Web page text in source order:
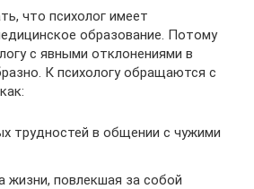
что психолог имеет
образование. Потому
с явными отклонениями в
К психологу обращаются с
трудностей в общении с чужими
жизни, повлекшая за собой